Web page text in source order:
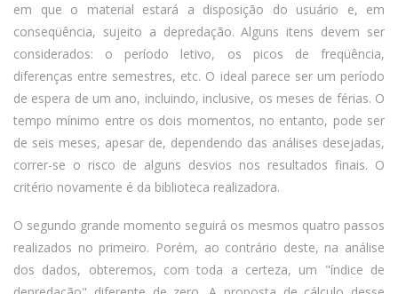
em que o material estará a disposição do usuário e, em
conseqüência, sujeito a depredação. Alguns itens devem ser
considerados: o período letivo, os picos de freqüência,
diferenças entre semestres, etc. O ideal parece ser um período
de espera de um ano, incluindo, inclusive, os meses de férias. O
tempo mínimo entre os dois momentos, no entanto, pode ser
de seis meses, apesar de, dependendo das análises desejadas,
correr-se o risco de alguns desvios nos resultados finais. O
critério novamente é da biblioteca realizadora.
O segundo grande momento seguirá os mesmos quatro passos
realizados no primeiro. Porém, ao contrário deste, na análise
dos dados, obteremos, com toda a certeza, um "índice de